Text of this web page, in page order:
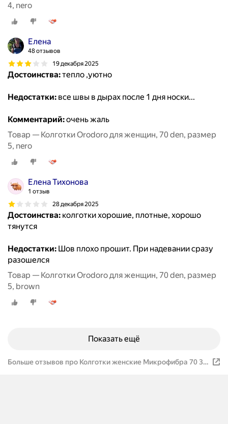
4, nero
Елена
48 отзывов
19 декабря 2025
Достоинства:тепло ,уютно
Недостатки: все швы в дырах после 1 дня носки...
Комментарий:очень жаль
Товар — Колготки Orodoro для женщин, 70 den, размер
5, nero
Елена Тихонова
1 отзыв
28 декабря 2025
Достоинства: колготки хорошие, плотные, хорошо
тянутся
Недостатки: Шов плохо прошит. При надевании сразу
разошелся
Товар — Колготки Orodoro для женщин, 70 den, размер
5, brown
Показать ещё
Больше отзывов про Колготки женские Микрофибра 70 3D